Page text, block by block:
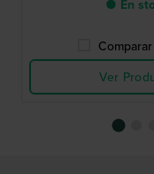
● En
Ver